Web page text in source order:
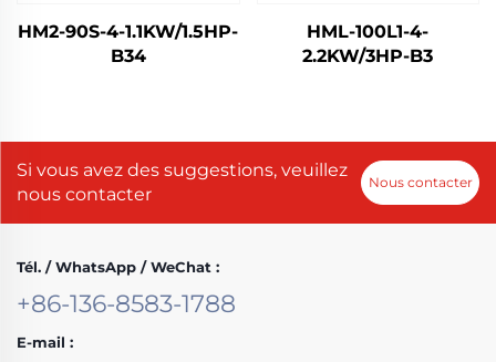
HM2-90S-4-1.1KW/1.5HP-
B34
HML-100L1-4-
2.2KW/3HP-B3
Si vous avez des suggestions, veuillez
nous contacter
Nous contacter
Tél. / WhatsApp / WeChat :
+86-136-8583-1788
E-mail :